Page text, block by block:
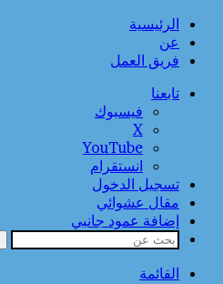
الرئيسية
عن
فريق العمل
تابعنا
فيسبوك
‫X
‫YouTube
انستقرام
تسجيل الدخول
مقال عشوائي
إضافة عمود جانبي
القائمة